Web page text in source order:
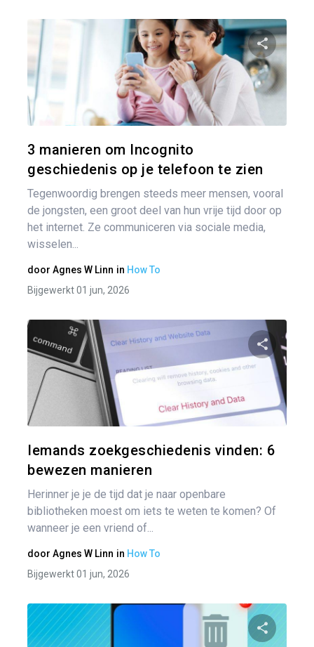
3 manieren om Incognito
geschiedenis op je telefoon te zien
Tegenwoordig brengen steeds meer mensen, vooral
de jongsten, een groot deel van hun vrije tijd door op
het internet. Ze communiceren via sociale media,
wisselen...
door Agnes W Linn in How To
Bijgewerkt 01 jun, 2026
Iemands zoekgeschiedenis vinden: 6
bewezen manieren
Herinner je je de tijd dat je naar openbare
bibliotheken moest om iets te weten te komen? Of
wanneer je een vriend of...
door Agnes W Linn in How To
Bijgewerkt 01 jun, 2026